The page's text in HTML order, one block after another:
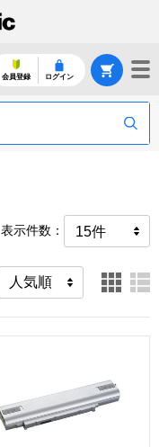
会員登録 ログイン
表示件数：